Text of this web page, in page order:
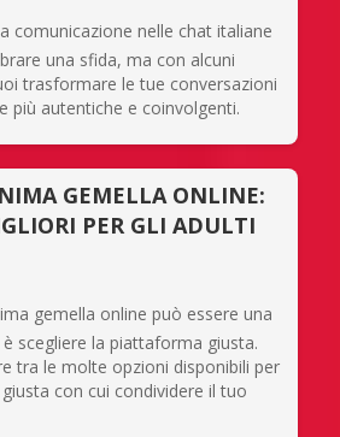
comunicazione nelle chat italiane
una sfida, ma con alcuni
trasformare le tue conversazioni
più autentiche e coinvolgenti.
GEMELLA ONLINE:
PER GLI ADULTI
gemella online può essere una
scegliere la piattaforma giusta.
tra le molte opzioni disponibili per
con cui condividere il tuo